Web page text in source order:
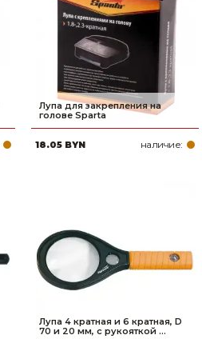
Лупа для закрепления на
голове Sparta
18.05 BYN наличие:
Лупа 4 кратная и 6 кратная, D
70 и 20 мм, с рукояткой ...